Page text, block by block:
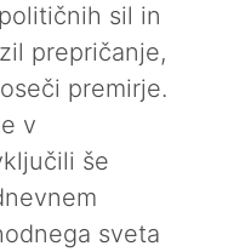
sil in
prepričanje,
premirje.
v
še
sveta